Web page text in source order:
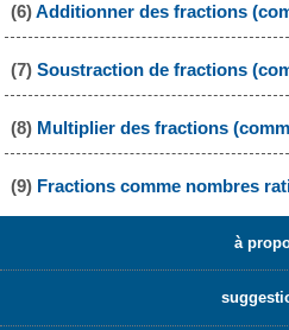
(6)Additionner des fractions
(7) Soustraction de fractions
(8) Multiplier des fractions
(9) Fractions comme nombres
à